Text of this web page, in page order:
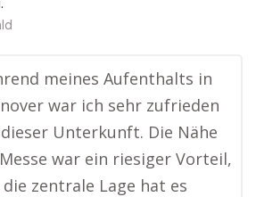
meines Aufenthalts in
war ich sehr zufrieden
Unterkunft. Die Nähe
war ein riesiger Vorteil,
zentrale Lage hat es